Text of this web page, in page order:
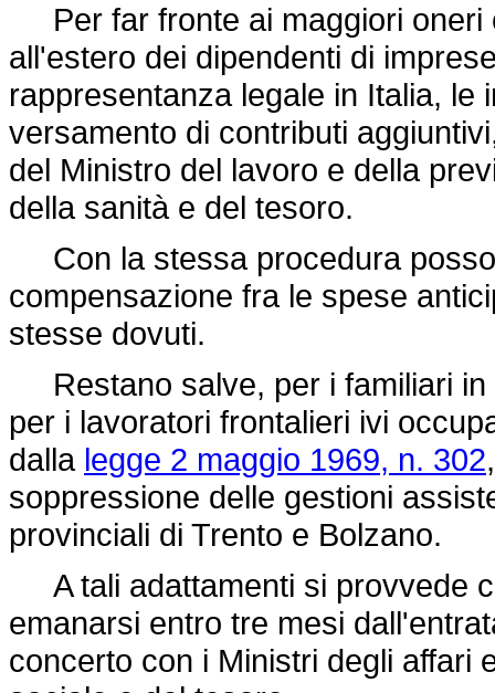
Per far fronte ai maggiori oneri
all'estero dei dipendenti di
rappresentanza legale in Italia, le
versamento di contributi
del Ministro del lavoro e della
della sanità e del tesoro.
Con la stessa procedura
compensazione fra le spese
stesse dovuti.
Restano salve, per i familiari in
per i lavoratori frontalieri ivi
dalla legge 2 maggio 1969, n. 302
soppressione delle gestioni
provinciali di Trento e Bolzano.
A tali adattamenti si provvede
emanarsi entro tre mesi
concerto con i Ministri degli affari